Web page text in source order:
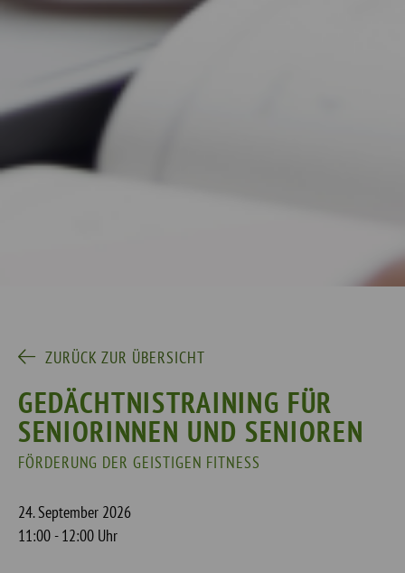
ZURÜCK ZUR ÜBERSICHT
GEDÄCHTNISTRAINING FÜR
SENIORINNEN UND SENIOREN
FÖRDERUNG DER GEISTIGEN FITNESS
24. September 2026
11:00 - 12:00 Uhr